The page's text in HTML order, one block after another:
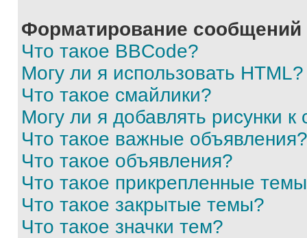
Форматирование
Что такое BBCode?
Могу ли я использовать HTML?
Что такое смайлики?
Могу ли я добавлять рисунки
Что такое важные объявления?
Что такое объявления?
Что такое прикрепленные
Что такое закрытые темы?
Что такое значки тем?